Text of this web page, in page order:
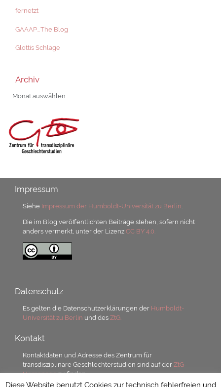
fernetzt
GAAAP_The Blog
Glottis Schläge
Archiv
Archiv
Impressum
Siehe Impressum der Humboldt-Universität zu Berlin
Die im Blog veröffentlichten Beiträge stehen, sofern nicht
anders vermerkt, unter der LizenzCC BY 4.0.
Datenschutz
Es gelten die Datenschutzerklärungen der Humboldt-
Universität zu Berlin und desZtG.
Kontakt
Kontaktdaten und Adresse des Zentrum für
transdisziplinäre Geschlechterstudien sind auf derZtG-
Homepagezu finden.
Diese Website benutzt Cookies zur technisch fehlerfreien und